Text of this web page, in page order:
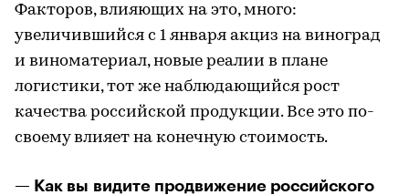
Факторов, влияющих на это, много:
увеличившийся с 1 января акциз на виноград
и виноматериал, новые реалии в плане
логистики, тот же наблюдающийся рост
качества российской продукции. Все это по-
своему влияет на конечную стоимость.
— Как вы видите продвижение российского